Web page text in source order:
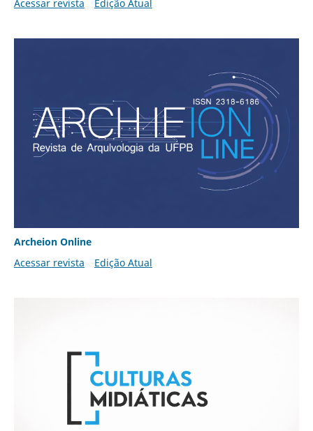
Acessar revista
Edição Atual
Archeion Online
Acessar revista
Edição Atual